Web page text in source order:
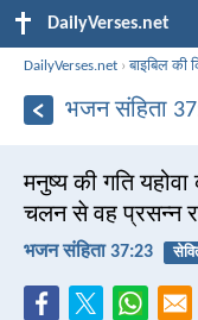
DailyVerses.net
DailyVerses.net ›बाइबिल की
भजन संहिता
मनुष्य की गति
चलन से वह प्रसन्न
भजन संहिता 37:23